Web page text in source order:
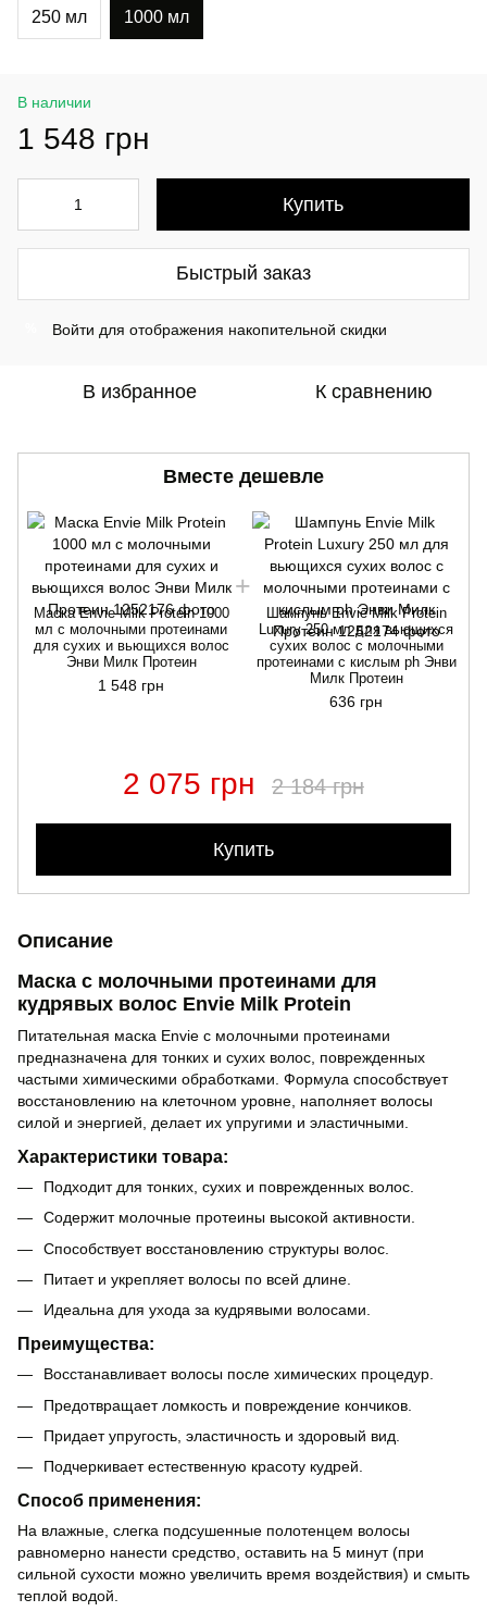
250 мл 1000 мл
В наличии
1 548 грн
Купить
Быстрый заказ
Войти для отображения накопительной скидки
В избранное К сравнению
Вместе дешевле
Маска Envie Milk Protein 1000
мл с молочными протеинами
для сухих и вьющихся волос
Энви Милк Протеин
1 548 грн
Шампунь Envie Milk Protein
Luxury 250 мл для вьющихся
сухих волос с молочными
протеинами с кислым ph Энви
Милк Протеин
636 грн
2 075 грн 2 184 грн
Купить
Описание
Маска с молочными протеинами для
кудрявых волос Envie Milk Protein
Питательная маска Envie с молочными протеинами
предназначена для тонких и сухих волос, поврежденных
частыми химическими обработками. Формула способствует
восстановлению на клеточном уровне, наполняет волосы
силой и энергией, делает их упругими и эластичными.
Характеристики товара:
Подходит для тонких, сухих и поврежденных волос.
Содержит молочные протеины высокой активности.
Способствует восстановлению структуры волос.
Питает и укрепляет волосы по всей длине.
Идеальна для ухода за кудрявыми волосами.
Преимущества:
Восстанавливает волосы после химических процедур.
Предотвращает ломкость и повреждение кончиков.
Придает упругость, эластичность и здоровый вид.
Подчеркивает естественную красоту кудрей.
Способ применения:
На влажные, слегка подсушенные полотенцем волосы
равномерно нанести средство, оставить на 5 минут (при
сильной сухости можно увеличить время воздействия) и смыть
теплой водой.